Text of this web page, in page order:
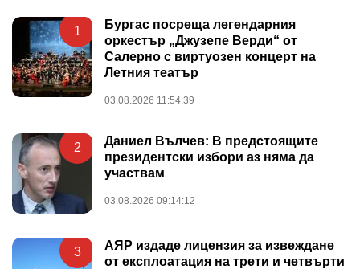
1
Бургас посреща легендарния
оркестър „Джузепе Верди“ от
Салерно с виртуозен концерт на
Летния театър
03.08.2026 11:54:39
2
Даниел Вълчев: В предстоящите
президентски избори аз няма да
участвам
03.08.2026 09:14:12
3
АЯР издаде лицензия за извеждане
от експлоатация на трети и четвърти